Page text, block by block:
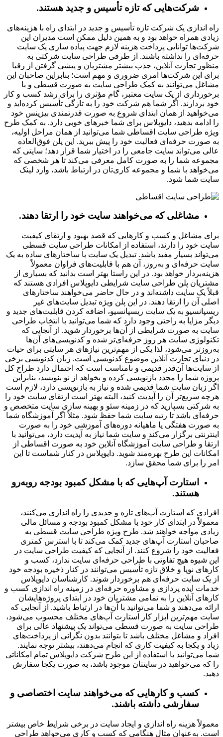
شرکت‌هایی که تازه تأسیس و جدید هستند.
راه اندازی یک شرکت تازه تأسیس و جدید در ابتدای راه با هزینه‌های
زیادی همراه خواهد بود و به همین دلیل ممکن است مدیران این
شرکت‌ها توانایی پرداخت هزینه لازم جهت پیاده سازی یک سایت
حرفه‌ای را نداشته باشند. از طرفی طراحی سایت شرکتی به
منظور تجارت آنلاین، جذب بیشتر مشتریان و پیشی گرفتن از رقبا
برای این شرکت‌ها امری ضروری و مهم است؛ بنابراین صاحبان این
مشاغل می‌توانند به کمک طراحی سایت به صورت قسطی و با
برخورداری از یک سایت معتبر، گام مؤثری را برای رشد کسب و کار
خود بردارند. اگر شما هم شرکت خود را به تازگی تأسیس کرده‌اید و
می‌خواهید از همان ابتدای شروع به صورت قدرتمندی بیزینس خود
را ادامه بدهید، دایوپلاس برای شما خبرهای خوبی دارد. به کمک طرح
ویژه طراحی سایت اقساطی شما می‌توانید از همان مراحل اولیه،
به صورت حرفه‌ای فعالیت خود را پیش ببرید. این پلن فوق‌العاده
عالی می‌تواند سایت جامعی را در اختیار شما قرار دهد؛ سایتی که
مجموعه شما را به صورت کامل معرفی می‌کند تا هر شخصی که
می‌خواهد با شما و مجموعه کاری‌تان در ارتباط باشد، وارد لینک
سایت شما شود.
مشاغلی که می‌خواهند سایت خود را ارتقا دهند.
برای مشاغل و کسب و کارهایی که قصد بهبود و ارتقای کیفیت
سایت خود را دارند، استفاده از امکانات طراحی سایت قسطی
می‌تواند بسیار مفید باشد. تبدیل یک سایت با ساختارهای ساده به یک
سایت حرفه‌ای و به‌روز، آن هم با قابلیت‌های فراوان معمولاً
هزینه‌بردار خواهد بود. در این راستا بهتر است بدانید که بسیاری از
مشتریان پلن طراحی سایت شرایطی دایوپلاس افرادی هستند که
قبلاً یک سایت داشته‌اند و در حال حاضر می‌خواهند ساختارهای
اصلی آن را ارتقا دهند. در این پلن ویژه تبدیل سایت‌های غیر
ریسپانسیو به یک سایت ریسپانسیو، اضافه کردن قابلیت‌های جدید و
دیگر مزایا به راحتی وجود دارد که شما می‌توانید با انتخاب طراحی
سایت به صورت شرایطی از آن‌ها برخوردار شوید. از آنجایی که
تکنولوژی سایت هر روز حرفه‌ای‌تر شده و کدنویسی‌های آن‌ها
به‌روزتر می‌شود، لذا یکی از مهم‌ترین نیازهای هر سایتی برای حیات
در دنیای تجارت آنلاین موضوع کدنویسی است. زبان کدنویسی برخی
از سایت‌ها آن‌قدر قدیمی و نامناسب است که احتمال دارد طراح کل
پروژه شما را مجدد بازنویسی کرده و بخواهد از نو بنویسد، بنابراین
اگر زبان سایت شما قدیمی شده و نیاز به بازنویسی دارد، لازم است
هرچه سریع‌تر آن را آپدیت کنید، البته بهتر است ارتقای سایت خود را
به شرکتی بسپارید که در زمینه سئو و بهینه سازی سایت متخصص و
حرفه‌ای باشد تا رتبه سایت شما حفظ شود. مثلاً اگر آموزشگاه شما
به صورت هفتگی یا ماهیانه دوره‌های آموزشی خود را به صورت
اینترنتی برگزار می‌کند و سایت شما نیاز به آپدیت دارد، می‌توانید با
ارتقا و طراحی سایت آموزشگاه آنلاین خود به صورت اقساطی از
امکانات این طرح بهره‌مند شوید. دایوپلاس در کنار شماست تا این
امر را برای شما محقق سازد.
استارت آپ‌هایی که با مشکل کمبود بودجه روبه‌رو
هستند.
افرادی که استارت آپ‌های تازه و جدیدی را راه اندازی می‌کنند،
معمولاً در ابتدای کار خود با مشکل کمبود بودجه و مسائل مالی
زیادی مواجه خواهند شد. طرح ویژه طراحی سایت قسطی به
صاحبان استارت آپ‌های جدید کمک می‌کند تا با استرس کمتری
فعالیت خود را شروع کنند. از آنجایی که کیفیت طراحی سایت در
این شیوه هیچ تفاوتی با طراحی حرفه‌ای سایت ندارد، کسب و
کارهای نوپا و خلاق تازه تأسیس می‌توانند در کنار ذخیره بودجه خود
از یک سایت حرفه‌ای هم برخوردار شوند. کارشناسان دایوپلاس
خدمات ایده پردازی و مشاوره حرفه‌ای در زمینه راه اندازی کسب و
کارهای آنلاین را به تمامی مشتریان خود در ابتدای پروژه‌هایشان
ارائه می‌دهند و شما می‌توانید با آن‌ها در ارتباط باشید. از آنجایی که
سایت مهم‌ترین ابزار کار استارت آپ‌های مختلف محسوب می‌شود،
طراحی سایت به صورت قسطی می‌تواند یک پیشنهاد عالی برای
افراد و مشاغل مختلف باشد تا بتوانند بدون نگرانی از پرداخت‌های
زیاد و یکجا به کیفیت کاری که انجام می‌دهند، بیشتر توجه نمایند.
شما می‌توانید با استفاده از این طرح شرکت دایوپلاس تمام امکاناتی
را که می‌خواهید در سایتتان موجود باشد، به صورت یکجا سفارش
دهید.
کسب و کارهایی که می‌خواهند سایت اختصاصی و
سفارشی داشته باشند.
معمولاً هزینه راه اندازی و ایجاد سایت در برخی شرایط خاص بیشتر
است. به‌عنوان مثال هنگامی که کسب و کاری می‌خواهد طراحی